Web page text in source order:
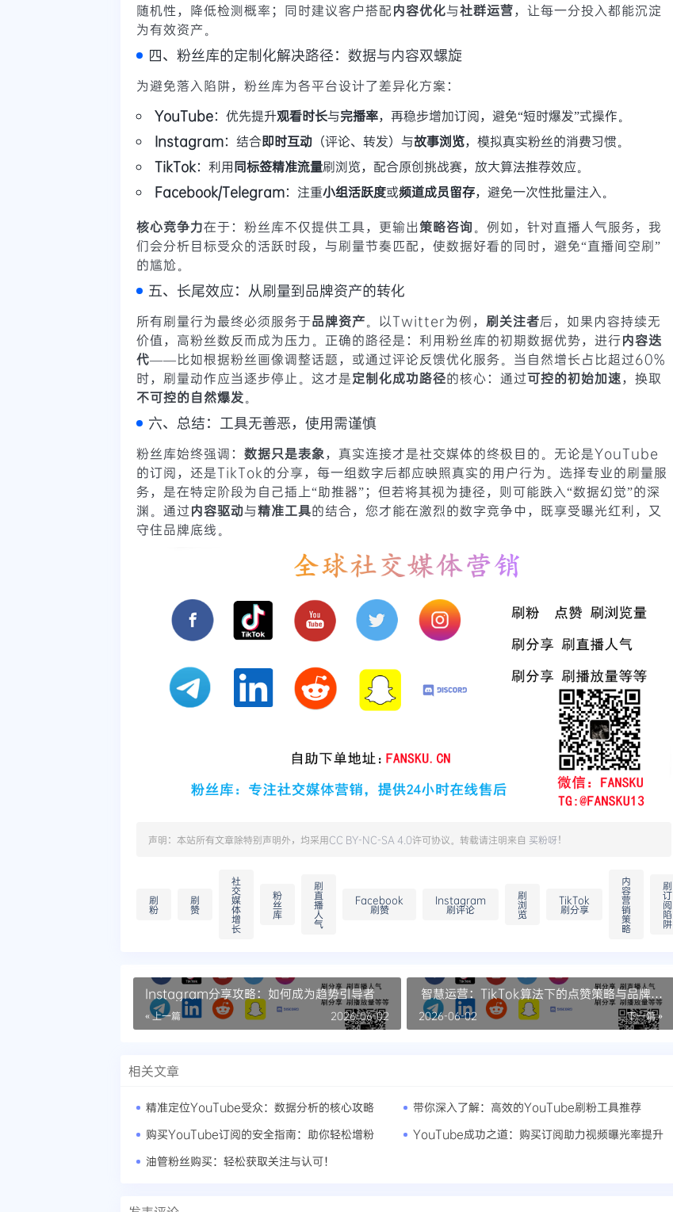
随机性，降低检测概率；同时建议客户搭配内容优化与社群运营，让每一分投入都能沉淀
为有效资产。
四、粉丝库的定制化解决路径：数据与内容双螺旋
为避免落入陷阱，粉丝库为各平台设计了差异化方案：
YouTube：优先提升观看时长与完播率，再稳步增加订阅，避免“短时爆发”式操作。
Instagram：结合即时互动 （评论、转发）与故事浏览，模拟真实粉丝的消费习惯。
TikTok：利用同标签精准流量刷浏览，配合原创挑战赛，放大算法推荐效应。
Facebook/Telegram：注重小组活跃度或频道成员留存，避免一次性批量注入。
核心竞争力在于：粉丝库不仅提供工具，更输出策略咨询 。例如，针对直播人气服务，我
们会分析目标受众的活跃时段，与刷量节奏匹配，使数据好看的同时，避免“直播间空刷”
的尴尬。
五、长尾效应：从刷量到品牌资产的转化
所有刷量行为最终必须服务于品牌资产。以Twitter为例， 刷关注者后，如果内容持续无
价值，高粉丝数反而成为压力。正确的路径是：利用粉丝库的初期数据优势，进行内容迭
代——比如根据粉丝画像调整话题，或通过评论反馈优化服务。当自然增长占比超过60%
时，刷量动作应当逐步停止。这才是定制化成功路径的核心：通过可控的初始加速，换取
不可控的自然爆发。
六、总结：工具无善恶，使用需谨慎
粉丝库始终强调： 数据只是表象，真实连接才是社交媒体的终极目的。无论是YouTube
的订阅，还是TikTok的分享，每一组数字后都应映照真实的用户行为。选择专业的刷量服
务，是在特定阶段为自己插上“助推器”；但若将其视为捷径，则可能跌入“数据幻觉”的深
渊。通过内容驱动与精准工具的结合，您才能在激烈的数字竞争中，既享受曝光红利，又
守住品牌底线。
声明：本站所有文章除特别声明外，均采用CC BY-NC-SA 4.0许可协议。转载请注明来自 买粉呀！
刷
粉
刷
赞
社
交
媒
体
增
长
粉
丝
库
刷
直
播
人
气
Facebook
刷赞
Instagram
刷评论
刷
浏
览
TikTok
刷分享
内
容
营
销
策
略
刷
订
阅
陷
阱
Instagram分享攻略：如何成为趋势引导者
« 上一篇 2026-06-02
智慧运营：TikTok算法下的点赞策略与品牌曝
光策略
下一篇 »
2026-06-02
相关文章
精准定位YouTube受众：数据分析的核心攻略
带你深入了解：高效的YouTube刷粉工具推荐
购买YouTube订阅的安全指南：助你轻松增粉
YouTube成功之道：购买订阅助力视频曝光率提升
油管粉丝购买：轻松获取关注与认可！